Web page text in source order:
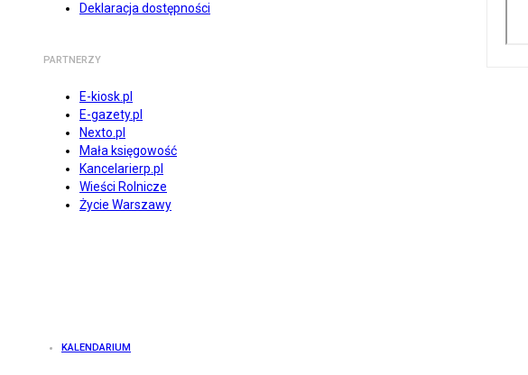
Deklaracja dostępności
PARTNERZY
E-kiosk.pl
E-gazety.pl
Nexto.pl
Mała księgowość
Kancelarierp.pl
Wieści Rolnicze
Życie Warszawy
KALENDARIUM